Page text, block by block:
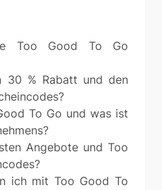
Too Good To Go
30 % Rabatt und den
To Go und was ist
Angebote und Too
ich mit Too Good To